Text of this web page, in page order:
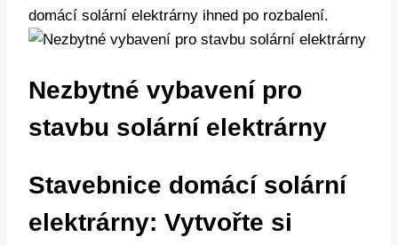
domácí solární elektrárny ihned po rozbalení.
Nezbytné vybavení pro
stavbu solární elektrárny
Stavebnice domácí solární
elektrárny: Vytvořte si